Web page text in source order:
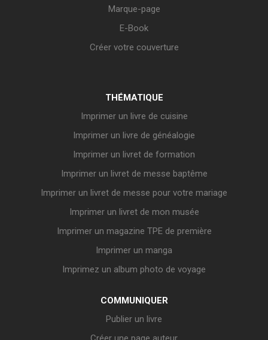
Marque-page
E-Book
Créer votre couverture
THÉMATIQUE
Imprimer un livre de cuisine
Imprimer un livre de généalogie
Imprimer un livret de formation
Imprimer un livret de messe baptême
Imprimer un livret de messe pour votre mariage
Imprimer un livret de mon musée
Imprimer un magazine TPE de première
Imprimer un manga
Imprimez un album photo de voyage
COMMUNIQUER
Publier un livre